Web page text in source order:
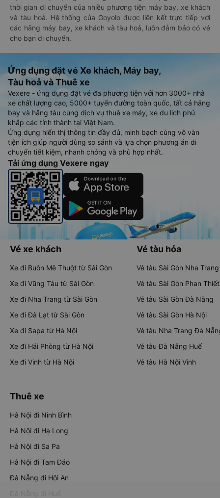
thời gian di chuyển của nhiều phương tiện máy bay, xe khách
và tàu hoả. Hệ thống của Goyolo được liên kết trực tiếp với
các hãng máy bay, xe khách và tàu hoả, luôn đảm bảo có vé
cho bạn di chuyển.
Ứng dụng đặt vé Xe khách, Máy bay,
Tàu hoả và Thuê xe
Vexere - ứng dụng đặt vé đa phương tiện với hơn 3000+ nhà
xe chất lượng cao, 5000+ tuyến đường toàn quốc, tất cả hãng
bay và hãng tàu cùng dịch vụ thuê xe máy, xe du lịch phủ
khắp các tỉnh thành tại Việt Nam.
Ứng dụng hiển thị thông tin đầy đủ, minh bạch cùng vô vàn
tiện ích giúp người dùng so sánh và lựa chọn phương án di
chuyển tiết kiệm, nhanh chóng và phù hợp nhất.
Tải ứng dụng Vexere ngay
Vé xe khách
Xe đi Buôn Mê Thuột từ Sài Gòn
Xe đi Vũng Tàu từ Sài Gòn
Xe đi Nha Trang từ Sài Gòn
Xe đi Đà Lạt từ Sài Gòn
Xe đi Sapa từ Hà Nội
Xe đi Hải Phòng từ Hà Nội
Xe đi Vinh từ Hà Nội
Vé tàu hỏa
Vé tàu Sài Gòn Nha Trang
Vé tàu Sài Gòn Phan Thiết
Vé tàu Sài Gòn Đà Nẵng
Vé tàu Sài Gòn Hà Nội
Vé tàu Nha Trang Đà
Vé tàu Đà Nẵng Huế
Vé tàu Hà Nội Vinh
Thuê xe
Hà Nội đi Ninh Bình
Hà Nội đi Hạ Long
Hà Nội đi Sa Pa
Hà Nội đi Tam Đảo
Đà Nẵng đi Hội An
Đà Nẵng đi Huế